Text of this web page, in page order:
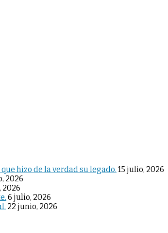
hizo de la verdad su legado. 15 julio, 2026
2026
2026
6 julio, 2026
22 junio, 2026